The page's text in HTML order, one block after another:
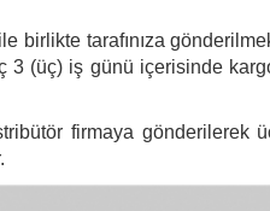
tarafınıza
(üç) iş günü içerisinde
firmaya gönderilerek